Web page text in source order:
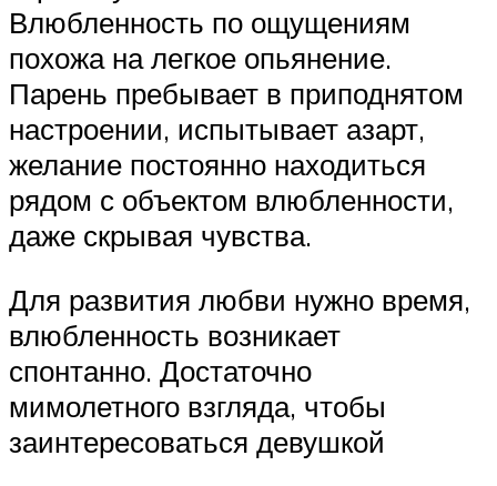
Влюбленность по ощущениям
похожа на легкое опьянение.
Парень пребывает в приподнятом
настроении, испытывает азарт,
желание постоянно находиться
рядом с объектом влюбленности,
даже скрывая чувства.
Для развития любви нужно время,
влюбленность возникает
спонтанно. Достаточно
мимолетного взгляда, чтобы
заинтересоваться девушкой